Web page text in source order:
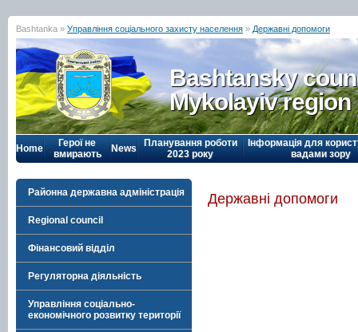
Bashtanka » Управління соціального захисту населення » Державні допомоги
Bashtansky
Mykolayiv region
Home
Герої не
вмирають
News
Планування роботи
2023 року
Інформація для
вадами зору
Районна державна адміністрація
Regional council
Фінансовий відділ
Регуляторна діяльність
Управління соціально-
економічного розвитку території
Державні допомоги